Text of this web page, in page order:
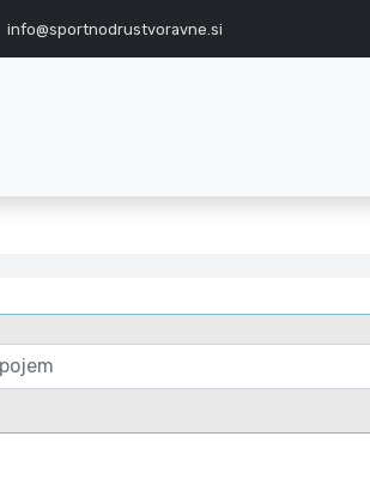
info@sportnodrustvoravne.si